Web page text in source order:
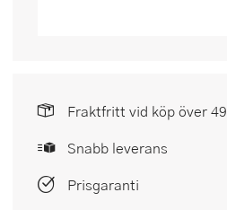
Fraktfritt vid köp över
Snabb leverans
Prisgaranti